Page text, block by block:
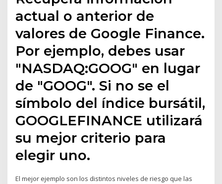
actual o anterior de
valores de Google Finance.
Por ejemplo, debes usar
"NASDAQ:GOOG" en lugar
de "GOOG". Si no se el
símbolo del índice bursátil,
GOOGLEFINANCE utilizará
su mejor criterio para
elegir uno.
El mejor ejemplo son los distintos niveles de riesgo que las